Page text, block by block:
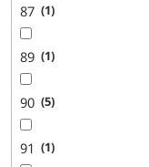
87 1
89 1
90 5
91 1